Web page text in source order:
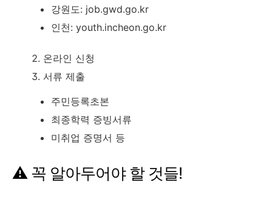
강원도: job.gwd.go.kr
인천: youth.incheon.go.kr
온라인 신청
서류 제출
주민등록초본
최종학력 증빙서류
미취업 증명서 등
⚠️ 꼭 알아두어야 할 것들!